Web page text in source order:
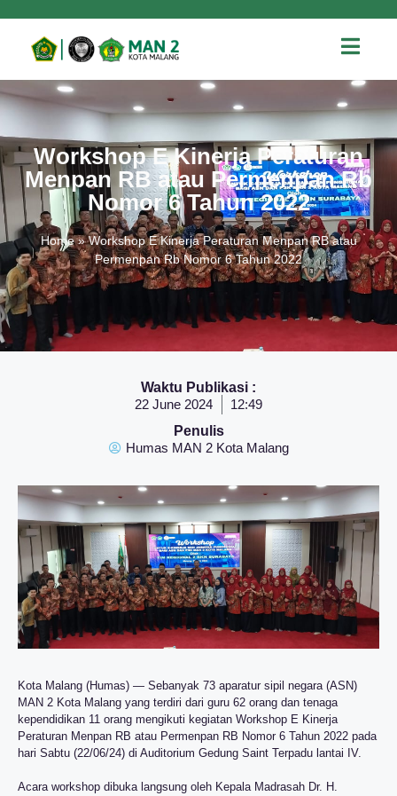
Workshop E Kinerja Peraturan
Menpan RB atau Permenpan Rb
Nomor 6 Tahun 2022
Home»Workshop E Kinerja Peraturan Menpan RB atau
Permenpan Rb Nomor 6 Tahun 2022
Waktu Publikasi :
22 June 2024
12:49
Penulis
Humas MAN 2 Kota Malang
Kota Malang (Humas) — Sebanyak 73 aparatur sipil negara (ASN)
MAN 2 Kota Malang yang terdiri dari guru 62 orang dan tenaga
kependidikan 11 orang mengikuti kegiatan Workshop E Kinerja
Peraturan Menpan RB atau Permenpan RB Nomor 6 Tahun 2022 pada
hari Sabtu (22/06/24) di Auditorium Gedung Saint Terpadu lantai IV.
Acara workshop dibuka langsung oleh Kepala Madrasah Dr. H.